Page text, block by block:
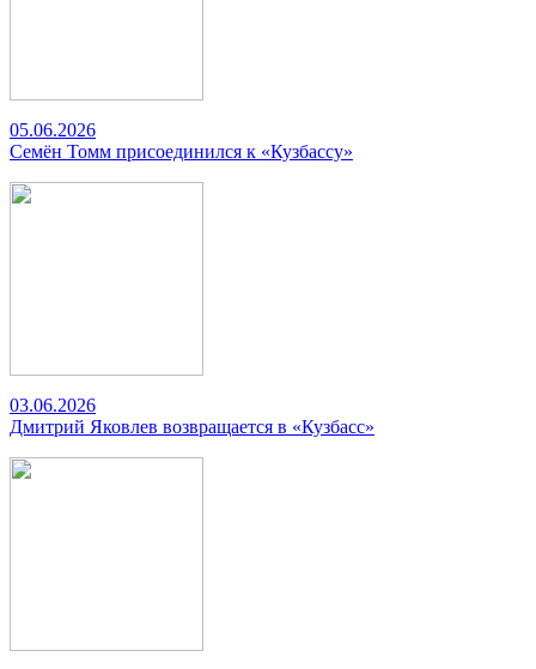
05.06.2026
Семён Томм присоединился к «Кузбассу»
03.06.2026
Дмитрий Яковлев возвращается в «Кузбасс»